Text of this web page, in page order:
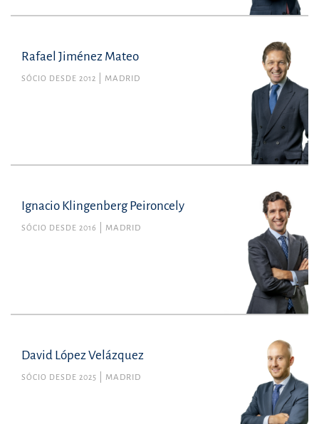
Rafael Jiménez Mateo
SÓCIO DESDE 2012 MADRID
Ignacio Klingenberg Peironcely
SÓCIO DESDE 2016 MADRID
David López Velázquez
SÓCIO DESDE 2025 MADRID